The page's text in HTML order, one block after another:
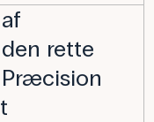
rette